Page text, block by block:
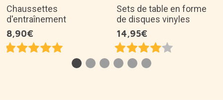
Chaussettes
d'entraînement
8,90€
Sets de table en forme
de disques vinyles
14,95€